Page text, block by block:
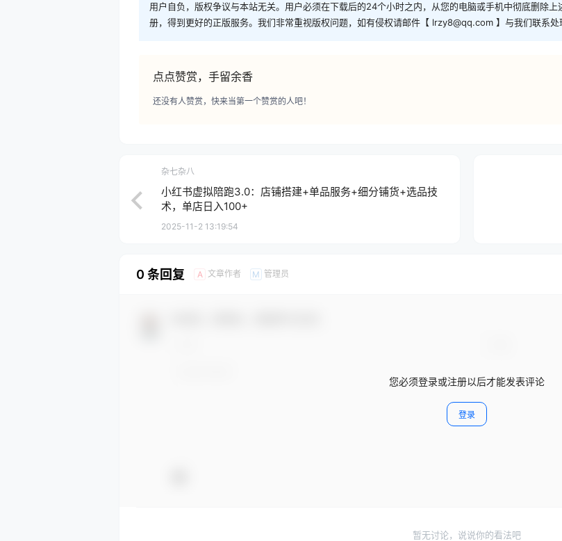
用户自负，版权争议与本站无关。用户必须在下载后的24个小时之内，从您的电脑或手机中彻底删除
册，得到更好的正版服务。我们非常重视版权问题，如有侵权请邮件【 lrzy8@qq.com 】与我们联系处
点点赞赏，手留余香
还没有人赞赏，快来当第一个赞赏的人吧！
杂七杂八
小红书虚拟陪跑3.0：店铺搭建+单品服务+细分铺货+选品技
术，单店日入100+
2025-11-2 13:19:54
0 条回复 A 文章作者 M 管理员
您必须登录或注册以后才能发表评论
登录
暂无讨论，说说你的看法吧